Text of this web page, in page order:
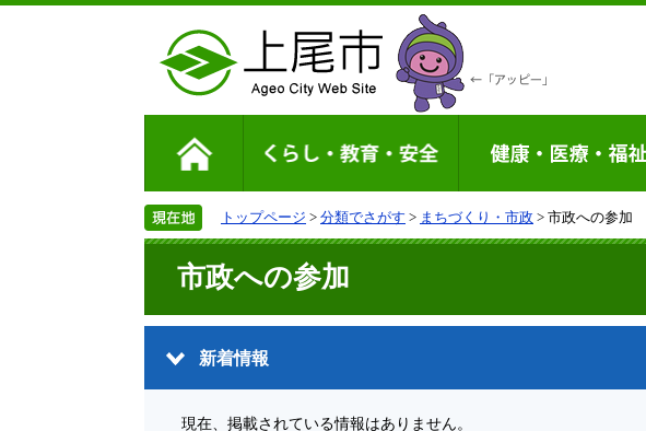
トップページ > 分類でさがす > まちづくり・市政 > 市政への参加
市政への参加
新着情報
現在、掲載されている情報はありません。